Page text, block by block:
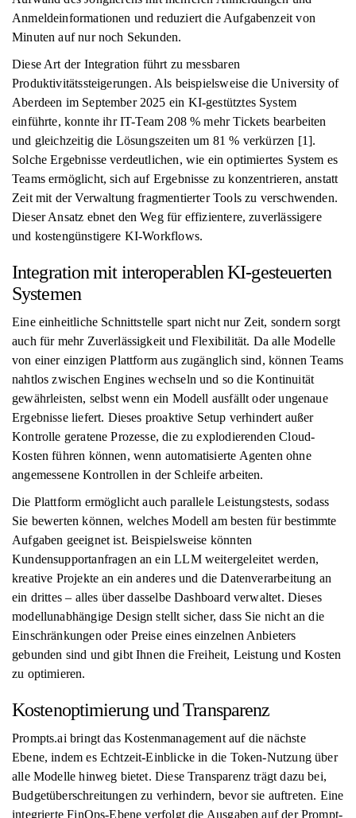
Anmeldeinformationen und reduziert die Aufgabenzeit von
Minuten auf nur noch Sekunden.
Diese Art der Integration führt zu messbaren
Produktivitätssteigerungen. Als beispielsweise die University of
Aberdeen im September 2025 ein KI-gestütztes System
einführte, konnte ihr IT-Team 208 % mehr Tickets bearbeiten
und gleichzeitig die Lösungszeiten um 81 % verkürzen [1].
Solche Ergebnisse verdeutlichen, wie ein optimiertes System es
Teams ermöglicht, sich auf Ergebnisse zu konzentrieren, anstatt
Zeit mit der Verwaltung fragmentierter Tools zu verschwenden.
Dieser Ansatz ebnet den Weg für effizientere, zuverlässigere
und kostengünstigere KI-Workflows.
Integration mit interoperablen KI-gesteuerten
Systemen
Eine einheitliche Schnittstelle spart nicht nur Zeit, sondern sorgt
auch für mehr Zuverlässigkeit und Flexibilität. Da alle Modelle
von einer einzigen Plattform aus zugänglich sind, können Teams
nahtlos zwischen Engines wechseln und so die Kontinuität
gewährleisten, selbst wenn ein Modell ausfällt oder ungenaue
Ergebnisse liefert. Dieses proaktive Setup verhindert außer
Kontrolle geratene Prozesse, die zu explodierenden Cloud-
Kosten führen können, wenn automatisierte Agenten ohne
angemessene Kontrollen in der Schleife arbeiten.
Die Plattform ermöglicht auch parallele Leistungstests, sodass
Sie bewerten können, welches Modell am besten für bestimmte
Aufgaben geeignet ist. Beispielsweise könnten
Kundensupportanfragen an ein LLM weitergeleitet werden,
kreative Projekte an ein anderes und die Datenverarbeitung an
ein drittes – alles über dasselbe Dashboard verwaltet. Dieses
modellunabhängige Design stellt sicher, dass Sie nicht an die
Einschränkungen oder Preise eines einzelnen Anbieters
gebunden sind und gibt Ihnen die Freiheit, Leistung und Kosten
zu optimieren.
Kostenoptimierung und Transparenz
Prompts.ai bringt das Kostenmanagement auf die nächste
Ebene, indem es Echtzeit-Einblicke in die Token-Nutzung über
alle Modelle hinweg bietet. Diese Transparenz trägt dazu bei,
Budgetüberschreitungen zu verhindern, bevor sie auftreten. Eine
integrierte FinOps-Ebene verfolgt die Ausgaben auf der Prompt-